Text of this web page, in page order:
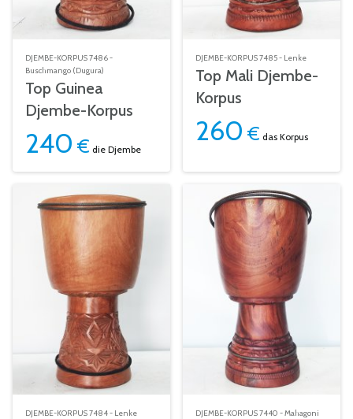
DJEMBE-KORPUS 7486 -
Buschmango (Dugura)
Top Guinea
Djembe-Korpus
240 € die Djembe
DJEMBE-KORPUS 7485 - Lenke
Top Mali Djembe-
Korpus
260 € das Korpus
DJEMBE-KORPUS 7484 - Lenke
DJEMBE-KORPUS 7440 - Mahagoni